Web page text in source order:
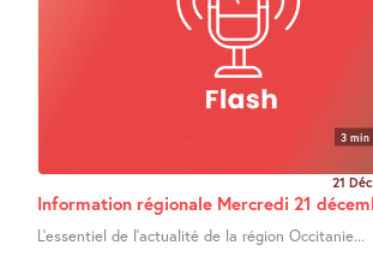
3 min
21
Information régionale Mercredi 21
L’essentiel de l’actualité de la région Occitanie...